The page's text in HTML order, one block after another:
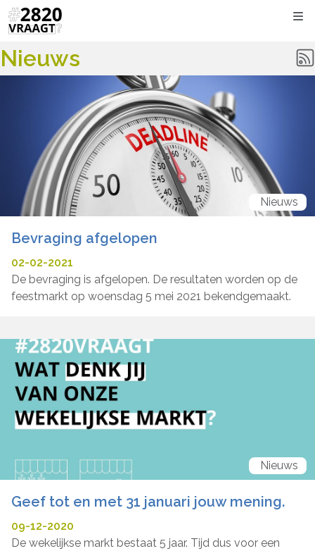
Nieuws
Nieuws
Bevraging afgelopen
02-02-2021
De bevraging is afgelopen. De resultaten worden op de
feestmarkt op woensdag 5 mei 2021 bekendgemaakt.
Nieuws
Geef tot en met 31 januari jouw mening.
09-12-2020
De wekelijkse markt bestaat 5 jaar. Tijd dus voor een